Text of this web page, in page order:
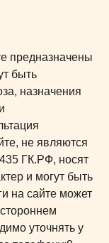
предназначены
быть
назначения
не являются
ГК.РФ, носят
и могут быть
на сайте может
уточнять у